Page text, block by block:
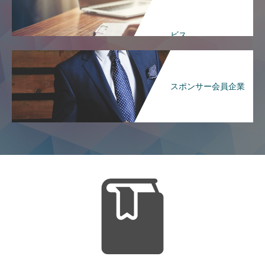
ビス
スポンサー会員企業